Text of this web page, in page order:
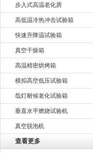
步入式高温老化房
高低温冷热冲击试验箱
快速升降温试验箱
真空干燥箱
高温精密烘烤箱
模拟高空低压试验箱
氙灯耐候老化试验箱
垂直水平燃烧试验机
真空脱泡机
查看更多